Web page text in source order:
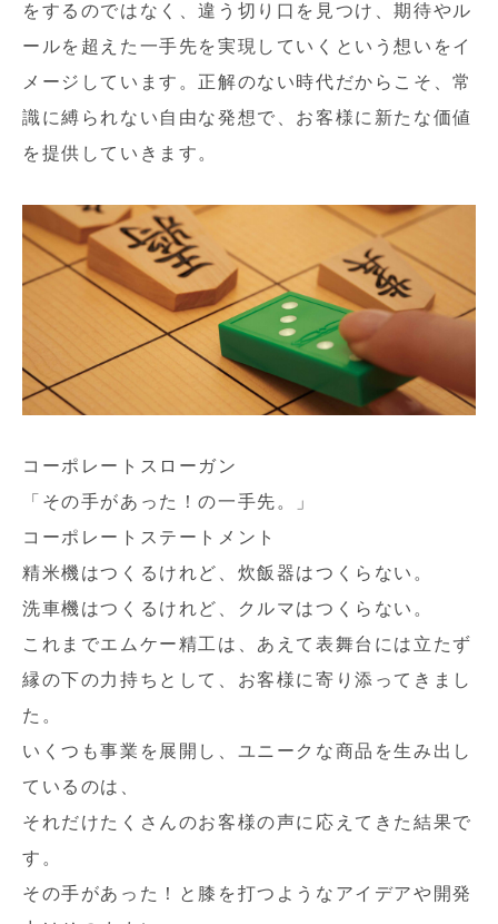
をするのではなく、違う切り口を見つけ、期待やル
ールを超えた一手先を実現していくという想いをイ
メージしています。正解のない時代だからこそ、常
識に縛られない自由な発想で、お客様に新たな価値
を提供していきます。
コーポレートスローガン
「その手があった！の一手先。」
コーポレートステートメント
精米機はつくるけれど、炊飯器はつくらない。
洗車機はつくるけれど、クルマはつくらない。
これまでエムケー精工は、あえて表舞台には立たず
縁の下の力持ちとして、お客様に寄り添ってきまし
た。
いくつも事業を展開し、ユニークな商品を生み出し
ているのは、
それだけたくさんのお客様の声に応えてきた結果で
す。
その手があった！と膝を打つようなアイデアや開発